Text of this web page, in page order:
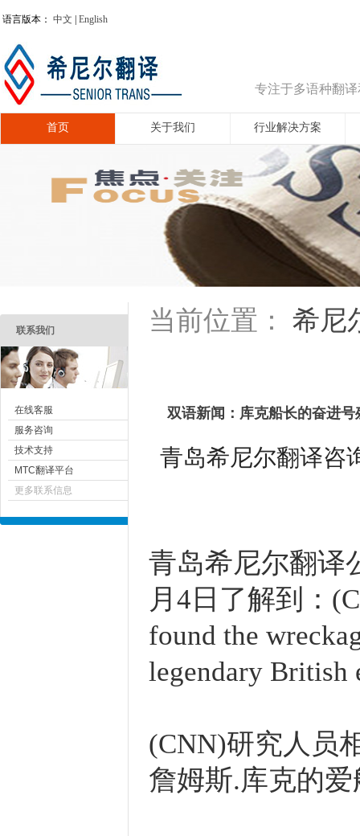
语言版本： 中文 English
专注于多语种翻
首页 关于我们 行业解决方案
联系我们
在线客服
服务咨询
技术支持
MTC翻译平台
更多联系信息
当前位置： 希尼
双语新闻：库克船长的奋进号
青岛希尼尔翻译咨
青岛希尼尔翻译
月4日了解到
：
found the
legendary British
(CNN)研究人员
詹姆斯.库克的